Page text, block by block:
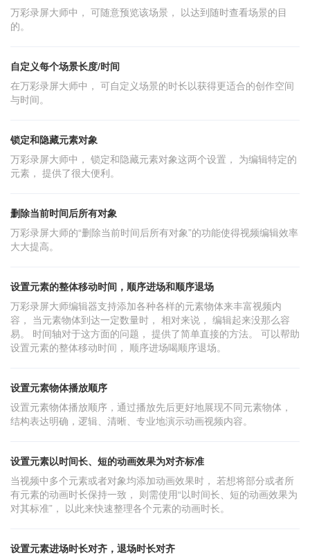
万彩录屏大师中， 可随意预览该场景， 以达到随时查看场景的目
的。
自定义每个场景长度/时间
在万彩录屏大师中， 可自定义场景的时长以获得更适合的创作空间
与时间。
锁定和隐藏元素对象
万彩录屏大师中， 锁定和隐藏元素对象这两个设置， 为编辑特定的
元素， 提供了很大便利。
删除当前时间后所有对象
万彩录屏大师的“删除当前时间后所有对象”的功能使得视频编辑效率
大大提高。
设置元素的整体移动时间，顺序进场和顺序退场
万彩录屏大师编辑器支持添加各种各样的元素物体来丰富视频内
容， 当元素物体到达一定数量时， 相对来说， 编辑起来没那么容
易。 时间轴对于这方面的问题， 提供了简单直接的方法。 可以帮助
设置元素的整体移动时间， 顺序进场喝顺序退场。
设置元素物体播放顺序
设置元素物体播放顺序，通过播放先后更好地展现不同元素物体，
结构表达明确，逻辑、清晰、专业地演示动画视频内容。
设置元素以时间长、短的动画效果为对齐标准
​当视频中多个元素或者对象均添加动画效果时， 若想将部分或者所
有元素的动画时长保持一致， 则需使用“以时间长、短的动画效果为
对其标准”， 以此来快速整理各个元素的动画时长。
设置元素进场时长对齐，退场时长对齐